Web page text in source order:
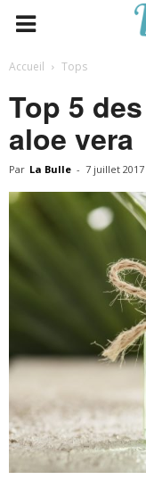
Accueil Tops
Top 5
aloe vera
Par La Bulle - 7 juillet 2017